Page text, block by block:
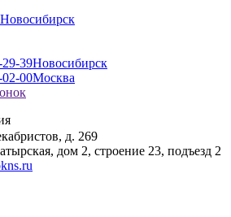
Новосибирск
39Новосибирск
00Москва
д. 269
дом 2, строение 23, подъезд 2